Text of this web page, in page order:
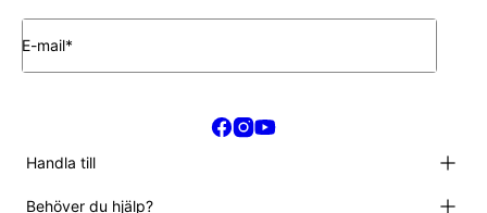
E-mail*
Handla till
Behöver du hjälp?